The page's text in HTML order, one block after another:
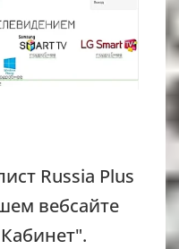
Russia Plus
вебсайте